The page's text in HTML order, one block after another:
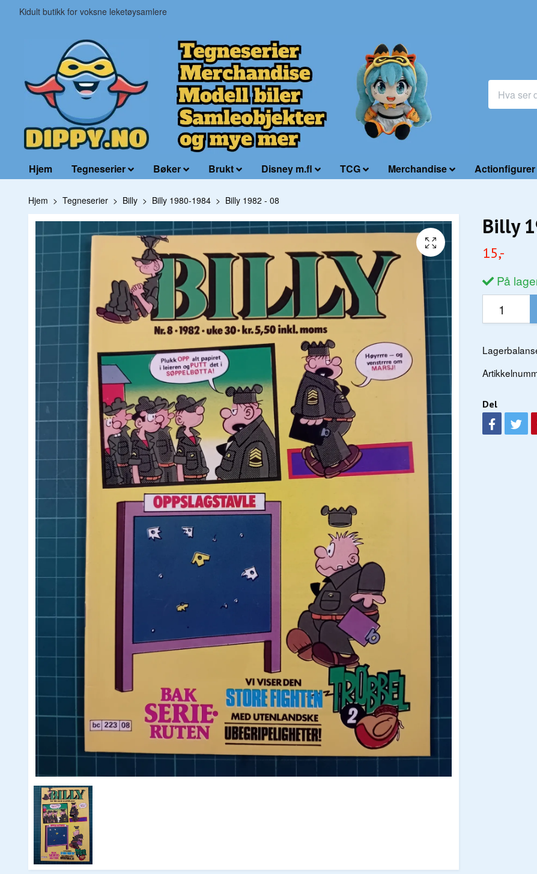
Kidult butikk for voksne leketøysamlere
Hjem Tegneserier Bøker Brukt Disney m.fl TCG Merchandise Actionfigurer
Hjem Tegneserier Billy Billy 1980-1984 Billy 1982 - 08
Billy
15,-
På
Del